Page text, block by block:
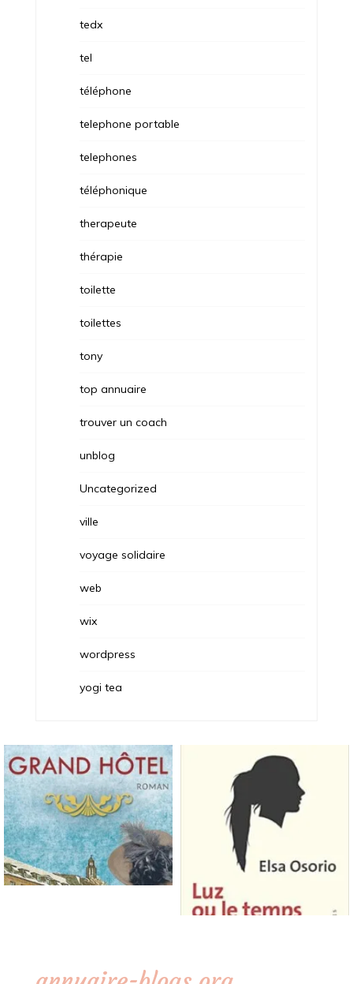
tedx
tel
téléphone
telephone portable
telephones
téléphonique
therapeute
thérapie
toilette
toilettes
tony
top annuaire
trouver un coach
unblog
Uncategorized
ville
voyage solidaire
web
wix
wordpress
yogi tea